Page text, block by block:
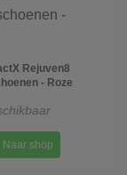
Rejuven8
- Roze
Naar shop